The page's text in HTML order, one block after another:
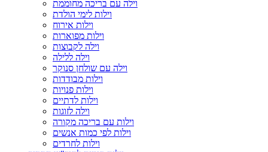
וילה עם בריכה מחוממת
וילות לימי הולדת
וילות אירוח
וילות מפוארות
וילה לקבוצות
וילה ללילה
וילה עם שולחן סנוקר
וילות מבודדות
וילות פנויות
וילות לדתיים
וילה לזוגות
וילות עם בריכה מקורה
וילות לפי כמות אנשים
וילות לחרדים